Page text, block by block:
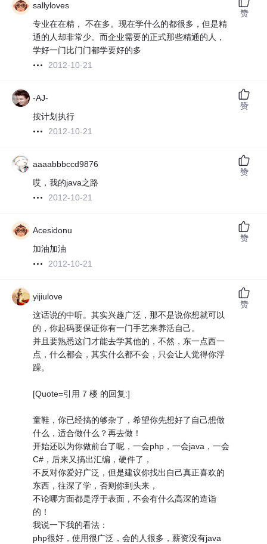
sallyloves
专业在在精， 不在多。现在学什么的都很多，但是精
通的人却非常少。而企业需要的正式那些精通的人，
学好一门比门门都学要好的多
2012-10-21
赞
-AJ-
按计划执行
2012-10-21
赞
aaaabbbccd9876
哎，我的java之路
2012-10-21
赞
Acesidonu
加油加油
2012-10-21
赞
yijiulove
这话说的中听。其实兴趣广泛，那不是说你想就可以
的，你起码要保证你有一门手艺来养活自己。
并且要熟悉这门才能去学其他的，不然，东一点西一
点，什么都会，其实什么都不会，只会让人觉得你浮
躁。
[Quote=引用 7 楼 的回复:]
童鞋，你已经搞的够杂了，希望你先想好了自己想做
什么，适合做什么？再去做！
开始还以为你做前台了呢，一会php，一会java，一会
C#，后来又搞出汇编，硬件了，
不反对你爱好广泛，但是建议你找出自己真正喜欢的
东西，往深了学，否则你到头来，
不论哪方面都是浮于表面，不会有什么高深的造诣
的！
我说一下我的看法：
php很好，使用很广泛，会的人很多，薪资没有java
赞